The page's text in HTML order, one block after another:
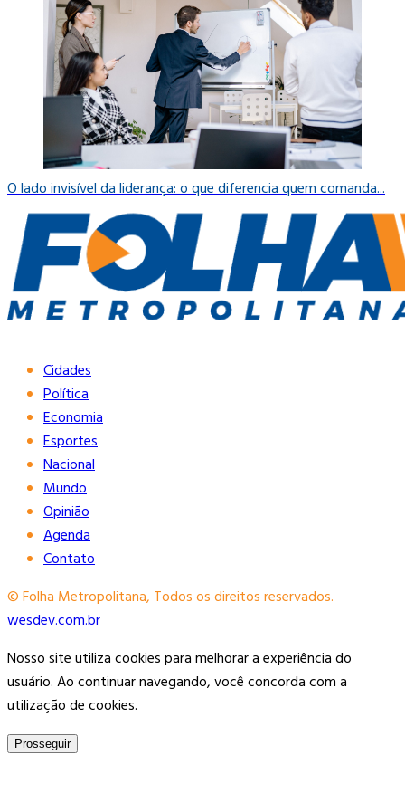
O lado invisível da liderança: o que diferencia quem comanda...
Cidades
Política
Economia
Esportes
Nacional
Mundo
Opinião
Agenda
Contato
© Folha Metropolitana, Todos os direitos reservados.
wesdev.com.br
Nosso site utiliza cookies para melhorar a experiência do
usuário. Ao continuar navegando, você concorda com a
utilização de cookies.
Prosseguir